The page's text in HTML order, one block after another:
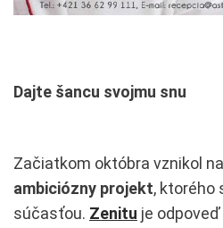
Dajte šancu svojmu snu
Začiatkom októbra vznikol
ambiciózny projekt, ktorého
súčasťou. Zenitu je